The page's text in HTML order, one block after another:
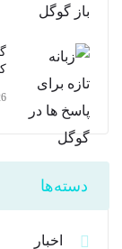
26
دسته‌ها
اخبار